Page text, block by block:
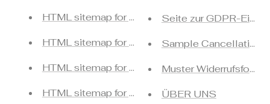
HTML sitemap for pages
HTML sitemap for articles
HTML sitemap for blogs
HTML sitemap for products
Seite zur GDPR-
Sample Cancellation
Muster
ÜBER UNS